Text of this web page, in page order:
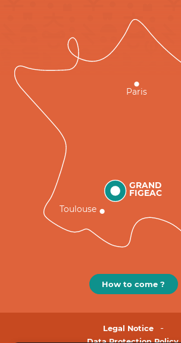
GRAND
FIGEAC
Toulouse
Paris
How to come ?
Legal Notice